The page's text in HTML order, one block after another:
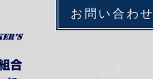
お問い合わせ